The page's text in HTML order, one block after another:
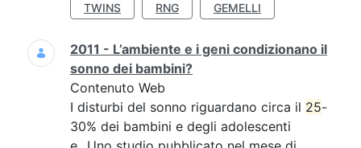
TWINS
RNG GEMELLI
2011 - L’ambiente e i geni condizionano il
sonno dei bambini?
Contenuto Web
I disturbi del sonno riguardano circa il 25-
30% dei bambini e degli adolescenti